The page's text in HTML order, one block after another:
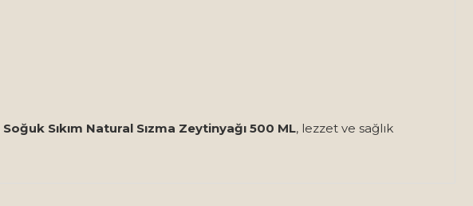
Soğuk Sıkım Natural Sızma Zeytinyağı 500 ML, lezzet ve sağlık